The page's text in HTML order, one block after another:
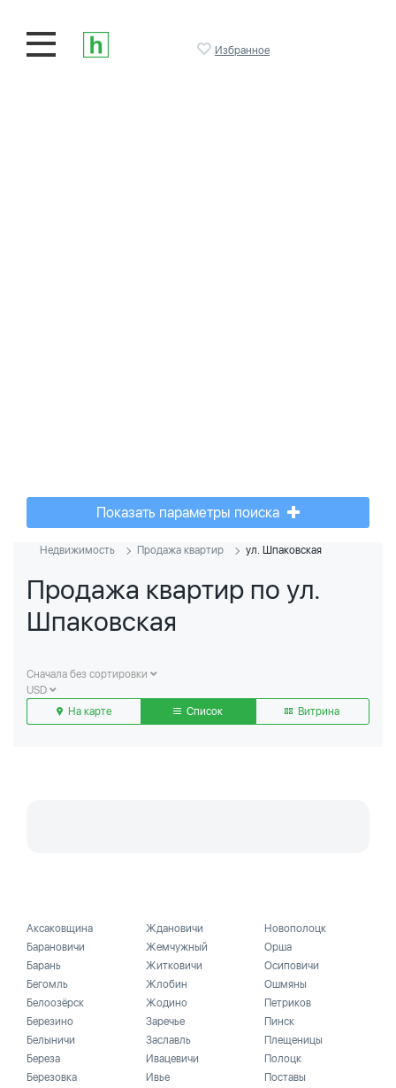
Избранное
Показать параметры поиска
Недвижимость Продажа квартир ул. Шпаковская
Продажа квартир по ул.
Шпаковская
Сначала без сортировки
USD
На карте
Список Витрина
Аксаковщина
Барановичи
Барань
Бегомль
Белоозёрск
Березино
Белыничи
Береза
Березовка
Ждановичи
Жемчужный
Житковичи
Жлобин
Жодино
Заречье
Заславль
Ивацевичи
Ивье
Новополоцк
Орша
Осиповичи
Ошмяны
Петриков
Пинск
Плещеницы
Полоцк
Поставы